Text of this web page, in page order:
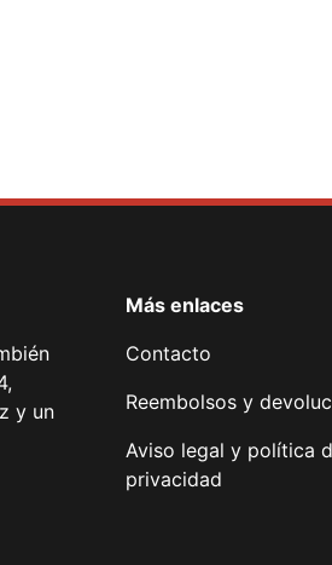
y un
Más enlaces
Contacto
Reembolsos y
Aviso legal y política
privacidad